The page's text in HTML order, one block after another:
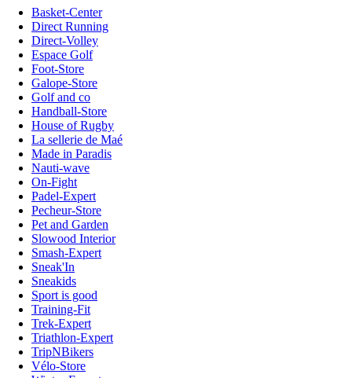
Basket-Center
Direct Running
Direct-Volley
Espace Golf
Foot-Store
Galope-Store
Golf and co
Handball-Store
House of Rugby
La sellerie de Maé
Made in Paradis
Nauti-wave
On-Fight
Padel-Expert
Pecheur-Store
Pet and Garden
Slowood Interior
Smash-Expert
Sneak'In
Sneakids
Sport is good
Training-Fit
Trek-Expert
Triathlon-Expert
TripNBikers
Vélo-Store